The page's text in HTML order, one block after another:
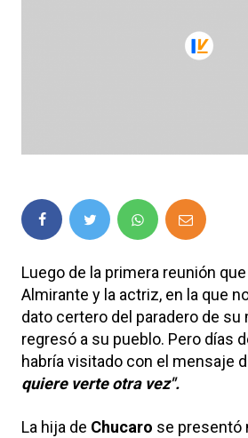
Luego de la primera reunión
Almirante y la actriz, en la que
dato certero del paradero de su
regresó a su pueblo. Pero días
habría visitado con el mensaje
quiere verte otra vez".
La hija de Chucaro se presentó